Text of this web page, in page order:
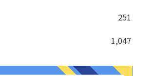
251
1,047